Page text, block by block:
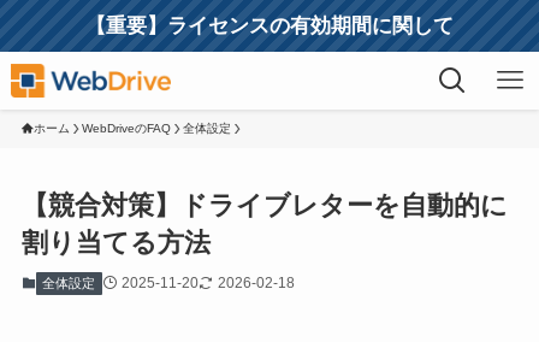
【重要】ライセンスの有効期間に関して
ホーム WebDriveのFAQ 全体設定
【競合対策】ドライブレターを自動的に
割り当てる方法
全体設定 2025-11-20 2026-02-18